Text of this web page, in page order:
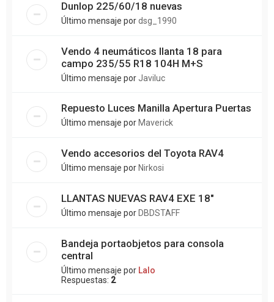
Dunlop 225/60/18 nuevas
Último mensaje pordsg_1990
Vendo 4 neumáticos llanta 18 para
campo 235/55 R18 104H M+S
Último mensaje por Javiluc
Repuesto Luces Manilla Apertura Puertas
Último mensaje porMaverick
Vendo accesorios del Toyota RAV4
Último mensaje porNirkosi
LLANTAS NUEVAS RAV4 EXE 18"
Último mensaje porDBDSTAFF
Bandeja portaobjetos para consola
central
Último mensaje por Lalo
Respuestas: 2